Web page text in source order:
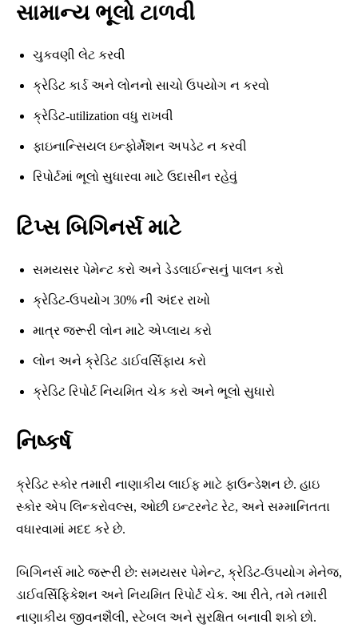
સામાન્ય ભૂલો ટાળવી
ચુકવણી લેટ કરવી
ક્રેડિટ કાર્ડ અને લોનનો સાચો ઉપયોગ ન કરવો
ક્રેડિટ-utilization વધુ રાખવી
ફાઇનાન્સિયલ ઇન્ફોર્મેશન અપડેટ ન કરવી
રિપોર્ટમાં ભૂલો સુધારવા માટે ઉદાસીન રહેવું
ટિપ્સ બિગિનર્સ માટે
સમયસર પેમેન્ટ કરો અને ડેડલાઈન્સનું પાલન કરો
ક્રેડિટ-ઉપયોગ 30% ની અંદર રાખો
માત્ર જરૂરી લોન માટે એપ્લાય કરો
લોન અને ક્રેડિટ ડાઈવર્સિફાય કરો
ક્રેડિટ રિપોર્ટ નિયમિત ચેક કરો અને ભૂલો સુધારો
નિષ્કર્ષ
ક્રેડિટ સ્કોર તમારી નાણાકીય લાઈફ માટે ફાઉન્ડેશન છે. હાઇ
સ્કોર એપ લિન્કરોવલ્સ, ઓછી ઇન્ટરનેટ રેટ, અને સમ્માનિતતા
વધારવામાં મદદ કરે છે.
બિગિનર્સ માટે જરૂરી છે: સમયસર પેમેન્ટ, ક્રેડિટ-ઉપયોગ મેનેજ,
ડાઈવર્સિફિકેશન અને નિયમિત રિપોર્ટ ચેક. આ રીતે, તમે તમારી
નાણાકીય જીવનશૈલી, સ્ટેબલ અને સુરક્ષિત બનાવી શકો છો.